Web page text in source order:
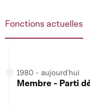
Fonctions actuelles
1980 - aujourd'hui
Membre - Parti